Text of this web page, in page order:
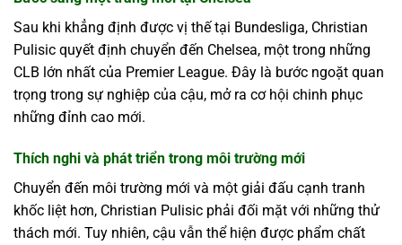
Sau khi khẳng định được vị thế tại Bundesliga, Christian
Pulisic quyết định chuyển đến Chelsea, một trong những
CLB lớn nhất của Premier League. Đây là bước ngoặt quan
trọng trong sự nghiệp của cậu, mở ra cơ hội chinh phục
những đỉnh cao mới.
Thích nghi và phát triển trong môi trường mới
Chuyển đến môi trường mới và một giải đấu cạnh tranh
khốc liệt hơn, Christian Pulisic phải đối mặt với những thử
thách mới. Tuy nhiên, cậu vẫn thể hiện được phẩm chất